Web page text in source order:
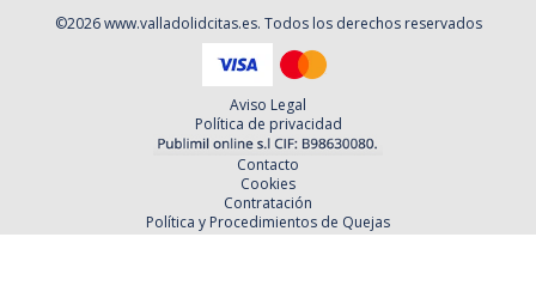
©2026 www.valladolidcitas.es. Todos los derechos reservados
Aviso Legal
Política de privacidad
Contacto
Cookies
Contratación
Política y Procedimientos de Quejas